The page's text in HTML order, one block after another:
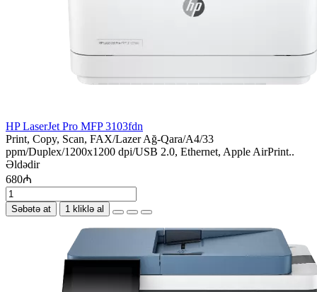
HP LaserJet Pro MFP 3103fdn
Print, Copy, Scan, FAX/Lazer Ağ-Qara/A4/33
ppm/Duplex/1200x1200 dpi/USB 2.0, Ethernet, Apple AirPrint..
Əldədir
680₼
Səbətə at 1 kliklə al